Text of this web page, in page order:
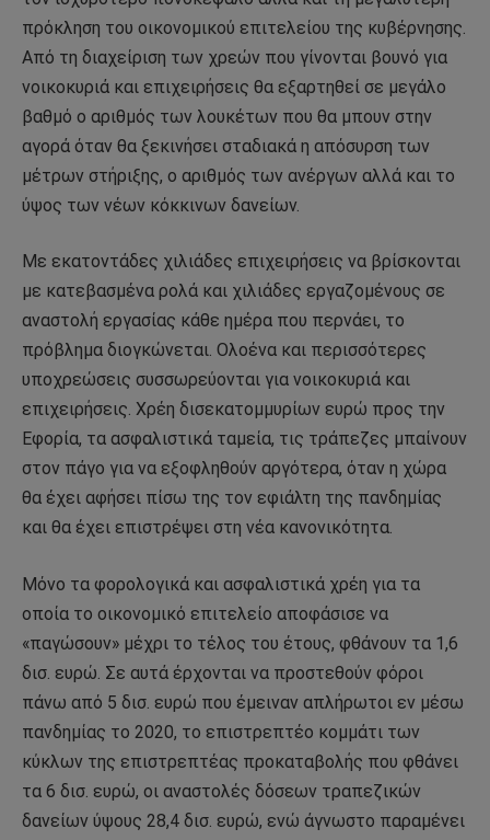
πρόκληση του οικονομικού επιτελείου της κυβέρνησης.
Από τη διαχείριση των χρεών που γίνονται βουνό για
νοικοκυριά και επιχειρήσεις θα εξαρτηθεί σε μεγάλο
βαθμό ο αριθμός των λουκέτων που θα μπουν στην
αγορά όταν θα ξεκινήσει σταδιακά η απόσυρση των
μέτρων στήριξης, ο αριθμός των ανέργων αλλά και το
ύψος των νέων κόκκινων δανείων.
Με εκατοντάδες χιλιάδες επιχειρήσεις να βρίσκονται
με κατεβασμένα ρολά και χιλιάδες εργαζομένους σε
αναστολή εργασίας κάθε ημέρα που περνάει, το
πρόβλημα διογκώνεται. Ολοένα και περισσότερες
υποχρεώσεις συσσωρεύονται για νοικοκυριά και
επιχειρήσεις. Χρέη δισεκατομμυρίων ευρώ προς την
Εφορία, τα ασφαλιστικά ταμεία, τις τράπεζες μπαίνουν
στον πάγο για να εξοφληθούν αργότερα, όταν η χώρα
θα έχει αφήσει πίσω της τον εφιάλτη της πανδημίας
και θα έχει επιστρέψει στη νέα κανονικότητα.
Μόνο τα φορολογικά και ασφαλιστικά χρέη για τα
οποία το οικονομικό επιτελείο αποφάσισε να
«παγώσουν» μέχρι το τέλος του έτους, φθάνουν τα 1,6
δισ. ευρώ. Σε αυτά έρχονται να προστεθούν φόροι
πάνω από 5 δισ. ευρώ που έμειναν απλήρωτοι εν μέσω
πανδημίας το 2020, το επιστρεπτέο κομμάτι των
κύκλων της επιστρεπτέας προκαταβολής που φθάνει
τα 6 δισ. ευρώ, οι αναστολές δόσεων τραπεζικών
δανείων ύψους 28,4 δισ. ευρώ, ενώ άγνωστο παραμένει